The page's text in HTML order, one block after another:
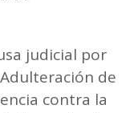
judicial por
de
contra la